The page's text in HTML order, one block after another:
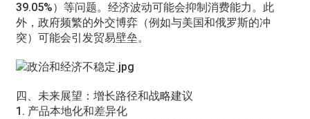
39.05%）等问题。经济波动可能会抑制消费能力。此
外，政府频繁的外交博弈（例如与美国和俄罗斯的冲
突）可能会引发贸易壁垒。
四、未来展望：增长路径和战略建议
1. 产品本地化和差异化